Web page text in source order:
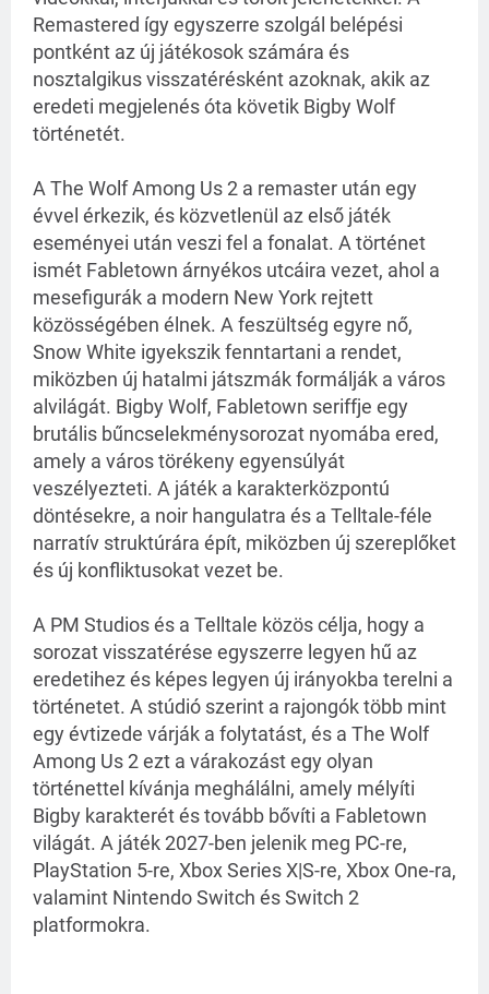
Remastered így egyszerre szolgál belépési
pontként az új játékosok számára és
nosztalgikus visszatérésként azoknak, akik az
eredeti megjelenés óta követik Bigby Wolf
történetét.
A The Wolf Among Us 2 a remaster után egy
évvel érkezik, és közvetlenül az első játék
eseményei után veszi fel a fonalat. A történet
ismét Fabletown árnyékos utcáira vezet, ahol a
mesefigurák a modern New York rejtett
közösségében élnek. A feszültség egyre nő,
Snow White igyekszik fenntartani a rendet,
miközben új hatalmi játszmák formálják a város
alvilágát. Bigby Wolf, Fabletown seriffje egy
brutális bűncselekménysorozat nyomába ered,
amely a város törékeny egyensúlyát
veszélyezteti. A játék a karakterközpontú
döntésekre, a noir hangulatra és a Telltale-féle
narratív struktúrára épít, miközben új szereplőket
és új konfliktusokat vezet be.
A PM Studios és a Telltale közös célja, hogy a
sorozat visszatérése egyszerre legyen hű az
eredetihez és képes legyen új irányokba terelni a
történetet. A stúdió szerint a rajongók több mint
egy évtizede várják a folytatást, és a The Wolf
Among Us 2 ezt a várakozást egy olyan
történettel kívánja meghálálni, amely mélyíti
Bigby karakterét és tovább bővíti a Fabletown
világát. A játék 2027-ben jelenik meg PC-re,
PlayStation 5-re, Xbox Series X|S-re, Xbox One-ra,
valamint Nintendo Switch és Switch 2
platformokra.